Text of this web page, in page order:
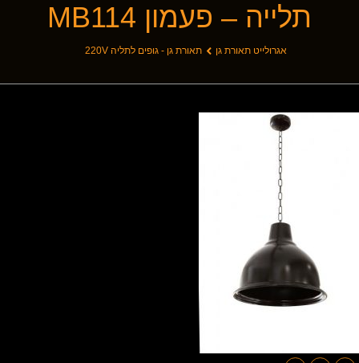
תאורת גן
אודותינו
תאורת חוץ
גלריות
צור קשר
תלייה – פעמון MB114
אגרולייט תאורת גן תאורת גן - גופים לתליה 220V